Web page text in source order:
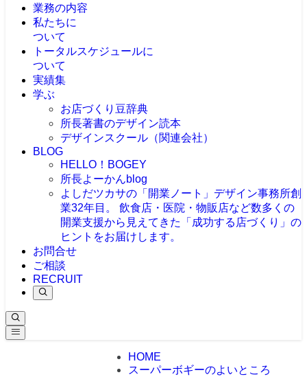
業務の内容
私たちに
ついて
トータルスケジュールに
ついて
実績集
学ぶ
お店づくり豆辞典
所長著書のデザイン読本
デザインスクール（関連会社）
BLOG
HELLO！BOGEY
所長よーかんblog
よしだツカサの「開業ノート」 デザイン事務所創
業32年目。 飲食店・医院・物販店など数多くの
開業支援から見えてきた「成功する店づくり」の
ヒントをお届けします。
お問合せ
ご相談
RECRUIT
HOME
スーパーボギーのよいところ